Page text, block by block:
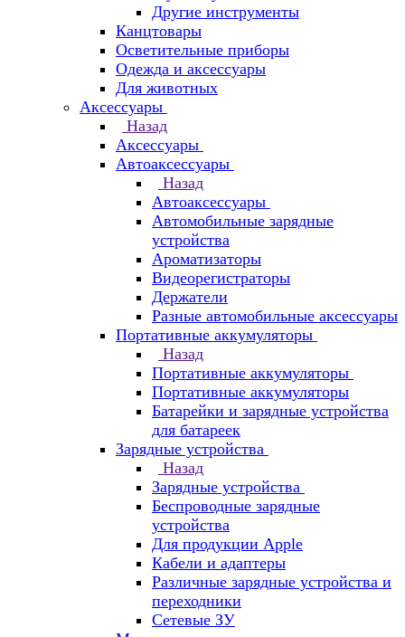
Другие инструменты
Канцтовары
Осветительные приборы
Одежда и аксессуары
Для животных
Аксессуары
Назад
Аксессуары
Автоаксессуары
Назад
Автоаксессуары
Автомобильные зарядные
устройства
Ароматизаторы
Видеорегистраторы
Держатели
Разные автомобильные аксессуары
Портативные аккумуляторы
Назад
Портативные аккумуляторы
Портативные аккумуляторы
Батарейки и зарядные устройства
для батареек
Зарядные устройства
Назад
Зарядные устройства
Беспроводные зарядные
устройства
Для продукции Apple
Кабели и адаптеры
Различные зарядные устройства и
переходники
Сетевые ЗУ